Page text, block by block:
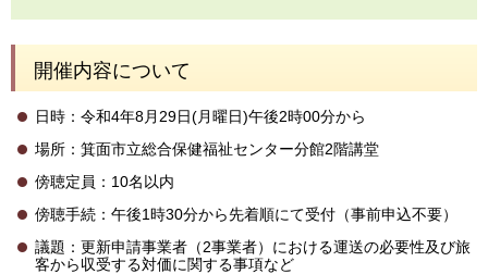
開催内容について
日時：令和4年8月29日(月曜日)午後2時00分から
場所：箕面市立総合保健福祉センター分館2階講堂
傍聴定員：10名以内
傍聴手続：午後1時30分から先着順にて受付（事前申込不要）
議題：更新申請事業者（2事業者）における運送の必要性及び旅
客から収受する対価に関する事項など